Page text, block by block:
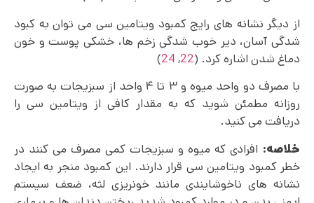
از دیگر نشانه های رایج کمبود ویتامین سی می توان به کبود
شدگی آسان، دیر خوب شدگی زخم ها، خشکی پوست و خون
دماغ شدن اشاره کرد. (22
,
24
)
با مصرف دو واحد میوه و ۳ تا ۴ واحد از سبزیجات به صورت
روزانه مطمئن شوید که به مقدار کافی از ویتامین سی را
دریافت می کنید.
خلاصه: افرادی که میوه و سبزیجات کمی مصرف می‌ کنند در
خطر کمبود ویتامین سی قرار دارند. این کمبود منجر به ایجاد
نشانه‌ های ناخوشایندی مانند خونریزی لثه، ضعف سیستم